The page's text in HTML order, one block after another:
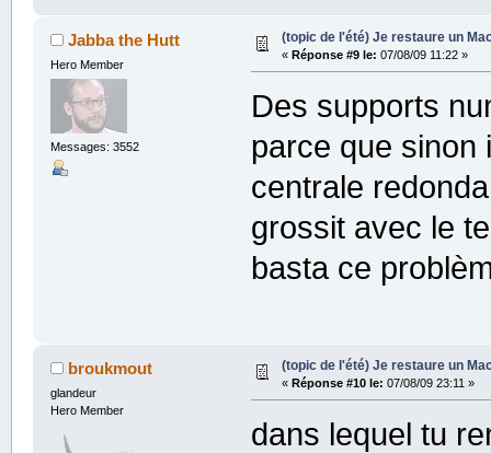
Jabba the Hutt
Hero Member
Messages: 3552
(topic de l'été) Je restaure un
« Réponse #9 le: 07/08/09 11:22 »
Des supports
parce que sinon
centrale
grossit avec le
basta ce
broukmout
glandeur
Hero Member
(topic de l'été) Je restaure un
« Réponse #10 le: 07/08/09 23:11 »
dans lequel tu